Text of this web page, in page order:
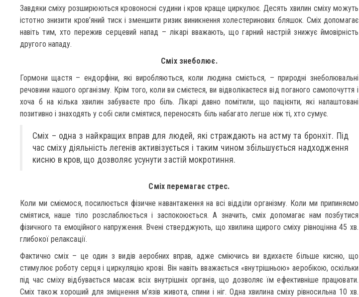
Завдяки сміху розширюються кровоносні судини і кров краще циркулює. Десять хвилин сміху можуть
істотно знизити кров’яний тиск і зменшити ризик виникнення холестеринових бляшок. Сміх допомагає
навіть тим, хто пережив серцевий напад – лікарі вважають, що гарний настрій знижує ймовірність
другого нападу.
Сміх знеболює.
Гормони щастя – ендорфіни, які виробляються, коли людина сміється, – природні знеболювальні
речовини нашого організму. Крім того, коли ви смієтеся, ви відволікаєтеся від поганого самопочуття і
хоча б на кілька хвилин забуваєте про біль. Лікарі давно помітили, що пацієнти, які налаштовані
позитивно і знаходять у собі сили сміятися, переносять біль набагато легше ніж ті, хто сумує.
Сміх – одна з найкращих вправ для людей, які страждають на астму та бронхіт. Під
час сміху діяльність легенів активізується і таким чином збільшується надходження
кисню в кров, що дозволяє усунути застій мокротиння.
Сміх перемагає стрес.
Коли ми сміємося, посилюється фізичне навантаження на всі відділи організму. Коли ми припиняємо
сміятися, наше тіло розслаблюється і заспокоюється. А значить, сміх допомагає нам позбутися
фізичного та емоційного напруження. Вчені стверджують, що хвилина щирого сміху рівноцінна 45 хв.
глибокої релаксації.
Фактично сміх – це один з видів аеробних вправ, адже сміючись ви вдихаєте більше кисню, що
стимулює роботу серця і циркуляцію крові. Він навіть вважається «внутрішньою» аеробікою, оскільки
під час сміху відбувається масаж всіх внутрішніх органів, що дозволяє їм ефективніше працювати.
Сміх також хороший для зміцнення м’язів живота, спини і ніг. Одна хвилина сміху рівносильна 10 хв.